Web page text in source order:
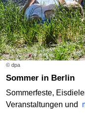
© dpa
Sommer in Berlin
Sommerfeste,
Veranstaltungen und